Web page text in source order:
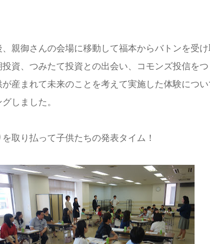
親御さんの会場に移動して福本からバトンを受け
投資、つみたて投資との出会い、コモンズ投信を
産まれて未来のことを考えて実施した体験につい
しました。
取り払って子供たちの発表タイム！